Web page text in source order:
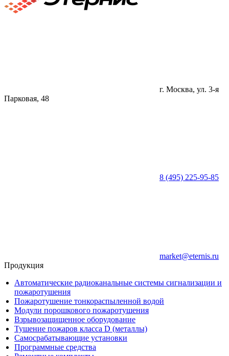
г. Москва, ул. 3-я
Парковая, 48
8 (495) 225-95-85
market@eternis.ru
Продукция
Автоматические радиоканальные системы сигнализации и
пожаротушения
Пожаротушение тонкораспыленной водой
Модули порошкового пожаротушения
Взрывозащищенное оборудование
Тушение пожаров класса D (металлы)
Самосрабатывающие установки
Программные средства